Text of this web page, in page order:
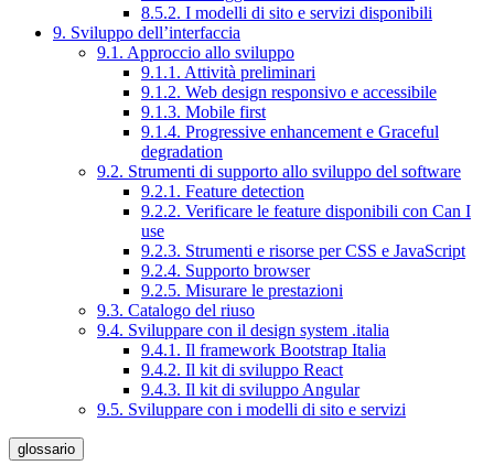
8.5.2. I modelli di sito e servizi disponibili
9. Sviluppo dell’interfaccia
9.1. Approccio allo sviluppo
9.1.1. Attività preliminari
9.1.2. Web design responsivo e accessibile
9.1.3. Mobile first
9.1.4. Progressive enhancement e Graceful
degradation
9.2. Strumenti di supporto allo sviluppo del software
9.2.1. Feature detection
9.2.2. Verificare le feature disponibili con Can I
use
9.2.3. Strumenti e risorse per CSS e JavaScript
9.2.4. Supporto browser
9.2.5. Misurare le prestazioni
9.3. Catalogo del riuso
9.4. Sviluppare con il design system .italia
9.4.1. Il framework Bootstrap Italia
9.4.2. Il kit di sviluppo React
9.4.3. Il kit di sviluppo Angular
9.5. Sviluppare con i modelli di sito e servizi
glossario